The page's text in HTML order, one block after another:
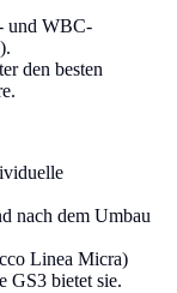
und WBC-
den besten
nach dem Umbau
Linea Micra)
GS3 bietet sie.